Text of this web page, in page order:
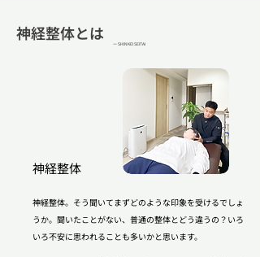
ー SHINKEI SEITAI
神経整体とは
神経整体
神経整体。そう聞いてまずどのような印象を受けるでしょ
うか。聞いたことがない、普通の整体とどう違うの？いろ
いろ不安に思われることも多いかと思います。